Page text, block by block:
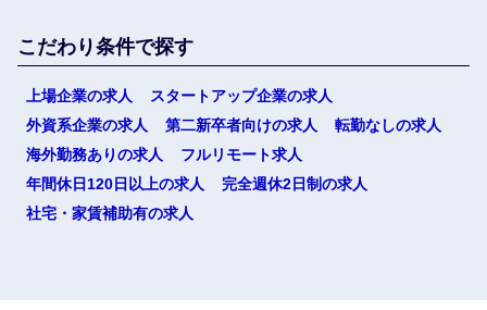
こだわり条件で探す
上場企業の求人
スタートアップ企業の求人
外資系企業の求人
第二新卒者向けの求人
転勤なしの求人
海外勤務ありの求人
フルリモート求人
年間休日120日以上の求人
完全週休2日制の求人
社宅・家賃補助有の求人